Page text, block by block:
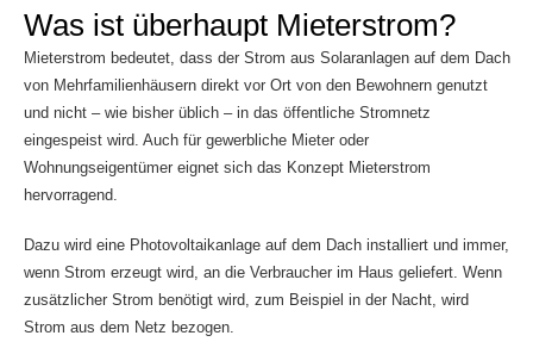
Was ist überhaupt Mieterstrom?
Mieterstrom bedeutet, dass der Strom aus Solaranlagen auf dem Dach
von Mehrfamilienhäusern direkt vor Ort von den Bewohnern genutzt
und nicht – wie bisher üblich – in das öffentliche Stromnetz
eingespeist wird. Auch für gewerbliche Mieter oder
Wohnungseigentümer eignet sich das Konzept Mieterstrom
hervorragend.
Dazu wird eine Photovoltaikanlage auf dem Dach installiert und immer,
wenn Strom erzeugt wird, an die Verbraucher im Haus geliefert. Wenn
zusätzlicher Strom benötigt wird, zum Beispiel in der Nacht, wird
Strom aus dem Netz bezogen.